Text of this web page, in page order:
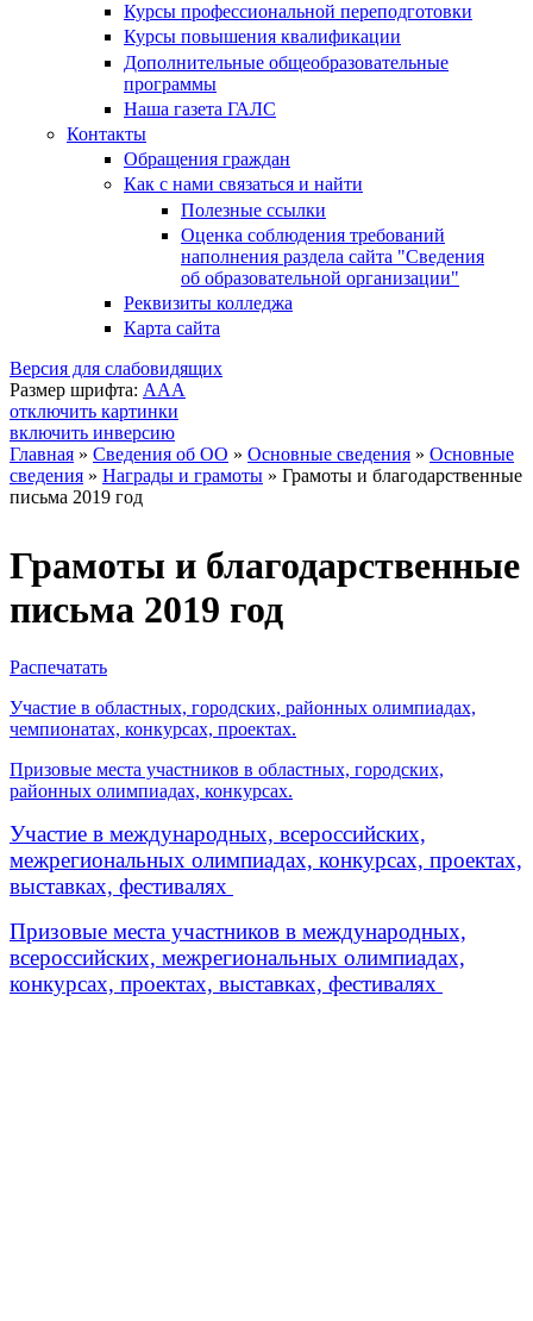
Курсы профессиональной переподготовки
Курсы повышения квалификации
Дополнительные общеобразовательные
программы
Наша газета ГАЛС
Контакты
Обращения граждан
Как с нами связаться и найти
Полезные ссылки
Оценка соблюдения требований
наполнения раздела сайта "Сведения
об образовательной организации"
Реквизиты колледжа
Карта сайта
Версия для слабовидящих
Размер шрифта: AAA
отключить картинки
включить инверсию
Вы здесь
Главная » Сведения об ОО » Основные сведения » Основные
сведения » Награды и грамоты » Грамоты и благодарственные
письма 2019 год
Грамоты и благодарственные
письма 2019 год
Распечатать
Участие в областных, городских, районных олимпиадах,
чемпионатах, конкурсах, проектах.
Призовые места участников в областных, городских,
районных олимпиадах, конкурсах.
Участие в международных, всероссийских,
межрегиональных олимпиадах, конкурсах, проектах,
выставках, фестивалях
Призовые места участников в международных,
всероссийских, межрегиональных олимпиадах,
конкурсах, проектах, выставках, фестивалях